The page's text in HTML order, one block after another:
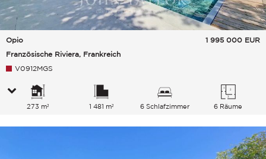
Opio
Französische Riviera, Frankreich
1 995 000 EUR
V0912MGS
273 m² 1 481 m² 6 Schlafzimmer 6 Räume